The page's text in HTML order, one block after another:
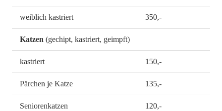
weiblich kastriert 350,-
Katzen (gechipt, kastriert, geimpft)
kastriert 150,-
Pärchen je Katze 135,-
Seniorenkatzen 120,-